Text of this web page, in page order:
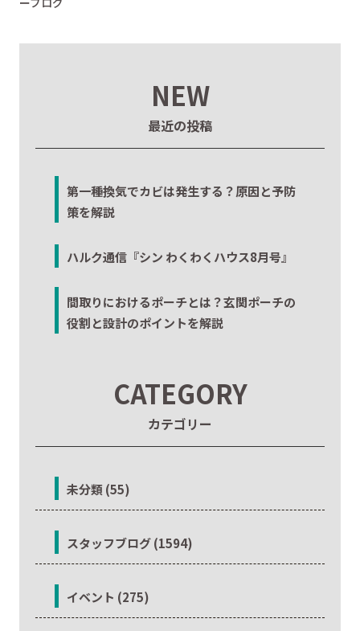
NEW
最近の投稿
第一種換気でカビは発生する？原因と予防
策を解説
ハルク通信『シン わくわくハウス8月号』
間取りにおけるポーチとは？玄関ポーチの
役割と設計のポイントを解説
CATEGORY
カテゴリー
未分類 (55)
スタッフブログ (1594)
イベント (275)